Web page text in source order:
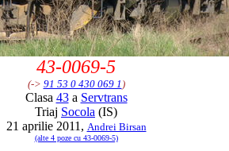
43-0069-5
(-> 91 53 0 430 069 1 )
Clasa 43a Servtrans
Triaj Socola (IS)
21 aprilie 2011, Andrei Birsan
(alte 4 poze cu 43-0069-5)